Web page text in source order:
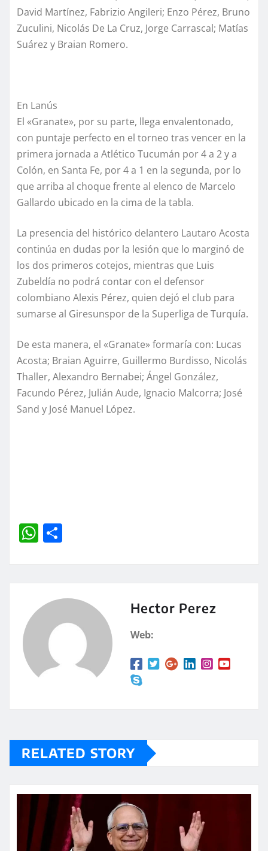
David Martínez, Fabrizio Angileri; Enzo Pérez, Bruno
Zuculini, Nicolás De La Cruz, Jorge Carrascal; Matías
Suárez y Braian Romero.
En Lanús
El «Granate», por su parte, llega envalentonado,
con puntaje perfecto en el torneo tras vencer en la
primera jornada a Atlético Tucumán por 4 a 2 y a
Colón, en Santa Fe, por 4 a 1 en la segunda, por lo
que arriba al choque frente al elenco de Marcelo
Gallardo ubicado en la cima de la tabla.
La presencia del histórico delantero Lautaro Acosta
continúa en dudas por la lesión que lo marginó de
los dos primeros cotejos, mientras que Luis
Zubeldía no podrá contar con el defensor
colombiano Alexis Pérez, quien dejó el club para
sumarse al Giresunspor de la Superliga de Turquía.
De esta manera, el «Granate» formaría con: Lucas
Acosta; Braian Aguirre, Guillermo Burdisso, Nicolás
Thaller, Alexandro Bernabei; Ángel González,
Facundo Pérez, Julián Aude, Ignacio Malcorra; José
Sand y José Manuel López.
W
A
p
rt
Hector Perez
Web:
RELATED STORY